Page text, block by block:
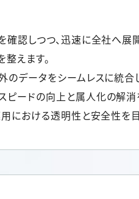
認しつつ、迅速に全社へ展
えます。
データをシームレスに統合
ードの向上と属人化の解消
における透明性と安全性を